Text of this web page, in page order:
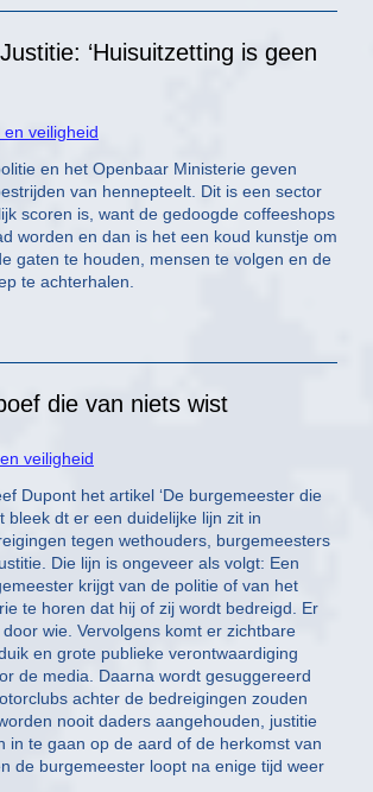
‘Huisuitzetting is geen
veiligheid
en het Openbaar Ministerie geven
van hennepteelt. Dit is een sector
scoren is, want de gedoogde coffeeshops
worden en dan is het een koud kunstje om
gaten te houden, mensen te volgen en de
te achterhalen.
die van niets wist
veiligheid
Dupont het artikel ‘De burgemeester die
bleek dt er een duidelijke lijn zit in
tegen wethouders, burgemeesters
Die lijn is ongeveer als volgt: Een
krijgt van de politie of van het
te horen dat hij of zij wordt bedreigd. Er
wie. Vervolgens komt er zichtbare
en grote publieke verontwaardiging
de media. Daarna wordt gesuggereerd
achter de bedreigingen zouden
nooit daders aangehouden, justitie
in te gaan op de aard of de herkomst van
de burgemeester loopt na enige tijd weer